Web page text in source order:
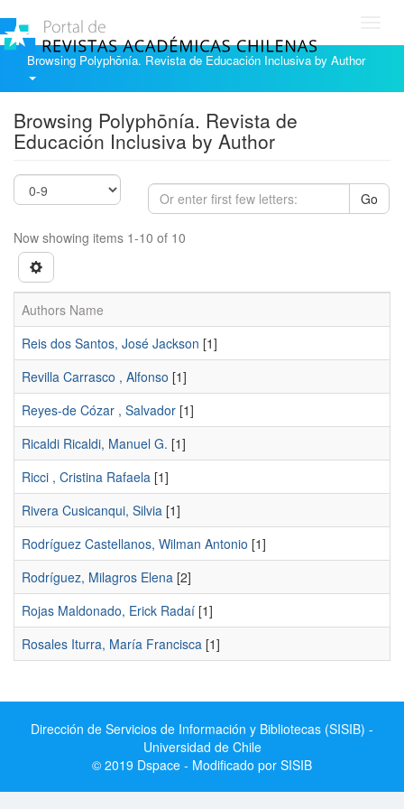
Browsing Polyphōnía. Revista de Educación Inclusiva by Author
Browsing Polyphōnía. Revista de
Educación Inclusiva by Author
Go
Now showing items 1-10 of 10
Authors Name
Reis dos Santos, José Jackson [1]
Revilla Carrasco , Alfonso [1]
Reyes-de Cózar , Salvador [1]
Ricaldi Ricaldi, Manuel G. [1]
Ricci , Cristina Rafaela [1]
Rivera Cusicanqui, Silvia [1]
Rodríguez Castellanos, Wilman Antonio [1]
Rodríguez, Milagros Elena [2]
Rojas Maldonado, Erick Radaí [1]
Rosales Iturra, María Francisca [1]
Dirección de Servicios de Información y Bibliotecas (SISIB) -
Universidad de Chile
© 2019 Dspace - Modificado por SISIB